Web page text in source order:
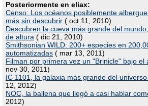
Posteriormente en eliax:
Censo: Los océanos posiblemente
más sin descubrir ( oct 11, 2010)
Descubren la cueva más grande del
de altura ( dic 21, 2010)
Smithsonian WILD: 200+ especies en
automatizadas ( mar 13, 2011)
Filman por primera vez un "Brinicle" bajo el
nov 30, 2011)
IC 1101, la galaxia más grande del
12, 2012)
NOC, la ballena que llegó a casi hablar
2012)